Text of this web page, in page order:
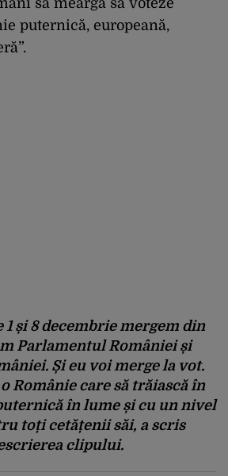
să meargă să voteze
puternică, europeană,
și 8 decembrie mergem din
Parlamentul României și
Și eu voi merge la vot.
Românie care să trăiască în
în lume și cu un nivel
toți cetățenii săi, a scris
clipului.